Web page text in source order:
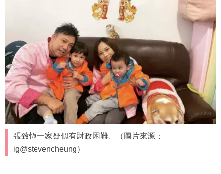
張致恆一家疑似有財政困難。（圖片來源：
ig@stevencheung）